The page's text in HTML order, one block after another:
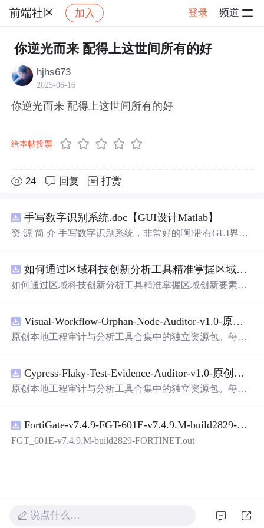
前端社区 加入 登录 频道
社区 前端社区 感慨 帖子详情
你逆光而来 配得上这世间所有的好
hjhs673
2025-06-16
你逆光而来 配得上这世间所有的好
给本帖投票
24 回复 打赏
手写数字识别系统.doc【GUI设计Matlab】
资 源 简 介 手写数字识别系统，非常好的啊!带有GUI界
带有直观的图形用户界面（GUI），非常容易使用。你只
需要将手写数字输入系统，它将立即给出准确的识别结
是一个非常方便和实用的工具，你一定会喜欢它的！
如何通过区域科技创新分析工具精准掌握区域创新要素分布与产业链融合现状？.docx
如何通过区域科技创新分析工具精准掌握区域创新要素分
Visual-Workflow-Orphan-Node-Auditor-v1.0-原创源码与文档.zip
原创本地工程审计与分析工具合集中的独立资源包。每个
README、运行说明、功能清单、MIT License及原创与授
权声明。解压后进入project目录，执行npm test验证算法，
目源码、Logo、官方截图、论文、生产日志或其他受限素
材。适合前端开发、AI应用工程、测试审计和课程实践。
Cypress-Flaky-Test-Evidence-Auditor-v1.0-原创源码与文档.zip
原创本地工程审计与分析工具合集中的独立资源包。每个
README、运行说明、功能清单、MIT License及原创与授
权声明。解压后进入project目录，执行npm test验证算法，
FortiGate-v7.4.9-FGT-601E-v7.4.9.M-build2829-FORTINET.out
FGT_601E-v7.4.9.M-build2829-FORTINET.out
说点什么…